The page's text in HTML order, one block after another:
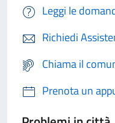
Leggi le
Richiedi
Chiama il
Prenota un